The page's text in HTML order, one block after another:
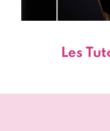
Les